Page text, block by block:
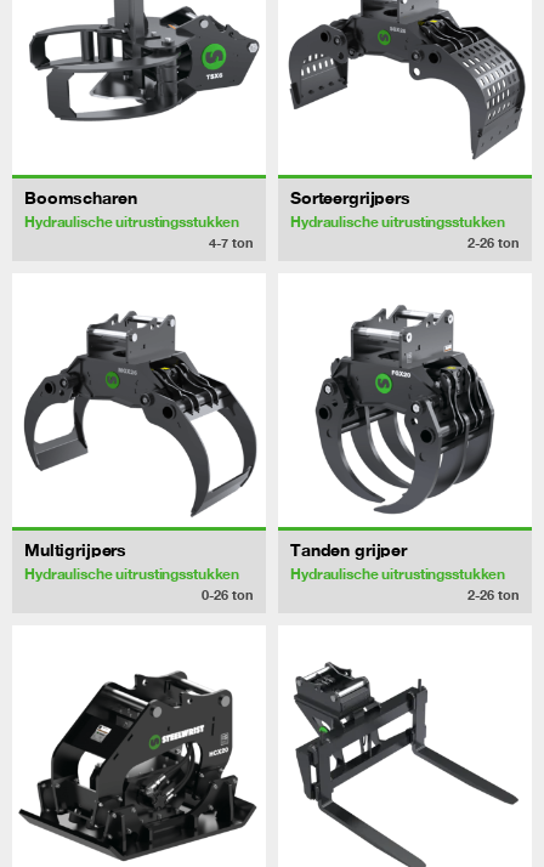
Boomscharen
Hydraulische uitrustingsstukken
4-7 ton
Sorteergrijpers
Hydraulische uitrustingsstukken
2-26 ton
Multigrijpers
Hydraulische uitrustingsstukken
0-26 ton
Tanden grijper
Hydraulische uitrustingsstukken
2-26 ton